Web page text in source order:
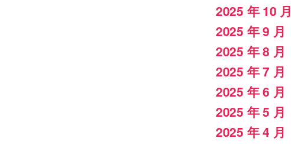
2025 年 10 月
2025 年 9 月
2025 年 8 月
2025 年 7 月
2025 年 6 月
2025 年 5 月
2025 年 4 月